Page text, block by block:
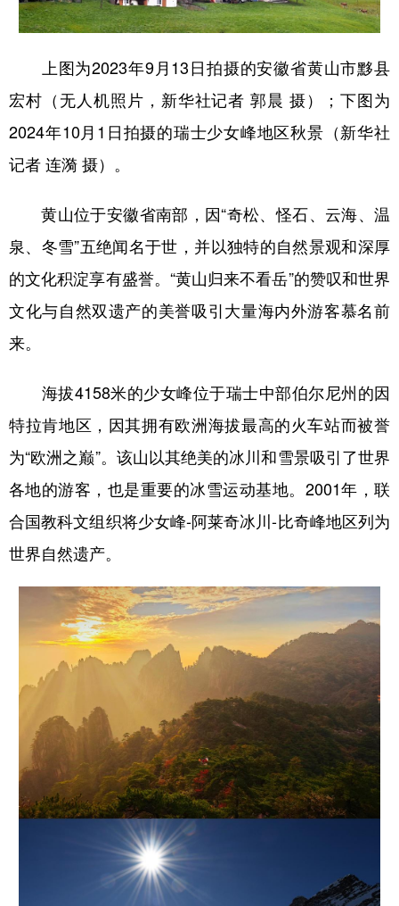
上图为2023年9月13日拍摄的安徽省黄山市黟县
宏村（无人机照片，新华社记者 郭晨 摄）；下图为
2024年10月1日拍摄的瑞士少女峰地区秋景（新华社
记者 连漪 摄）。
黄山位于安徽省南部，因“奇松、怪石、云海、温
泉、冬雪”五绝闻名于世，并以独特的自然景观和深厚
的文化积淀享有盛誉。“黄山归来不看岳”的赞叹和世界
文化与自然双遗产的美誉吸引大量海内外游客慕名前
来。
海拔4158米的少女峰位于瑞士中部伯尔尼州的因
特拉肯地区，因其拥有欧洲海拔最高的火车站而被誉
为“欧洲之巅”。该山以其绝美的冰川和雪景吸引了世界
各地的游客，也是重要的冰雪运动基地。2001年，联
合国教科文组织将少女峰-阿莱奇冰川-比奇峰地区列为
世界自然遗产。